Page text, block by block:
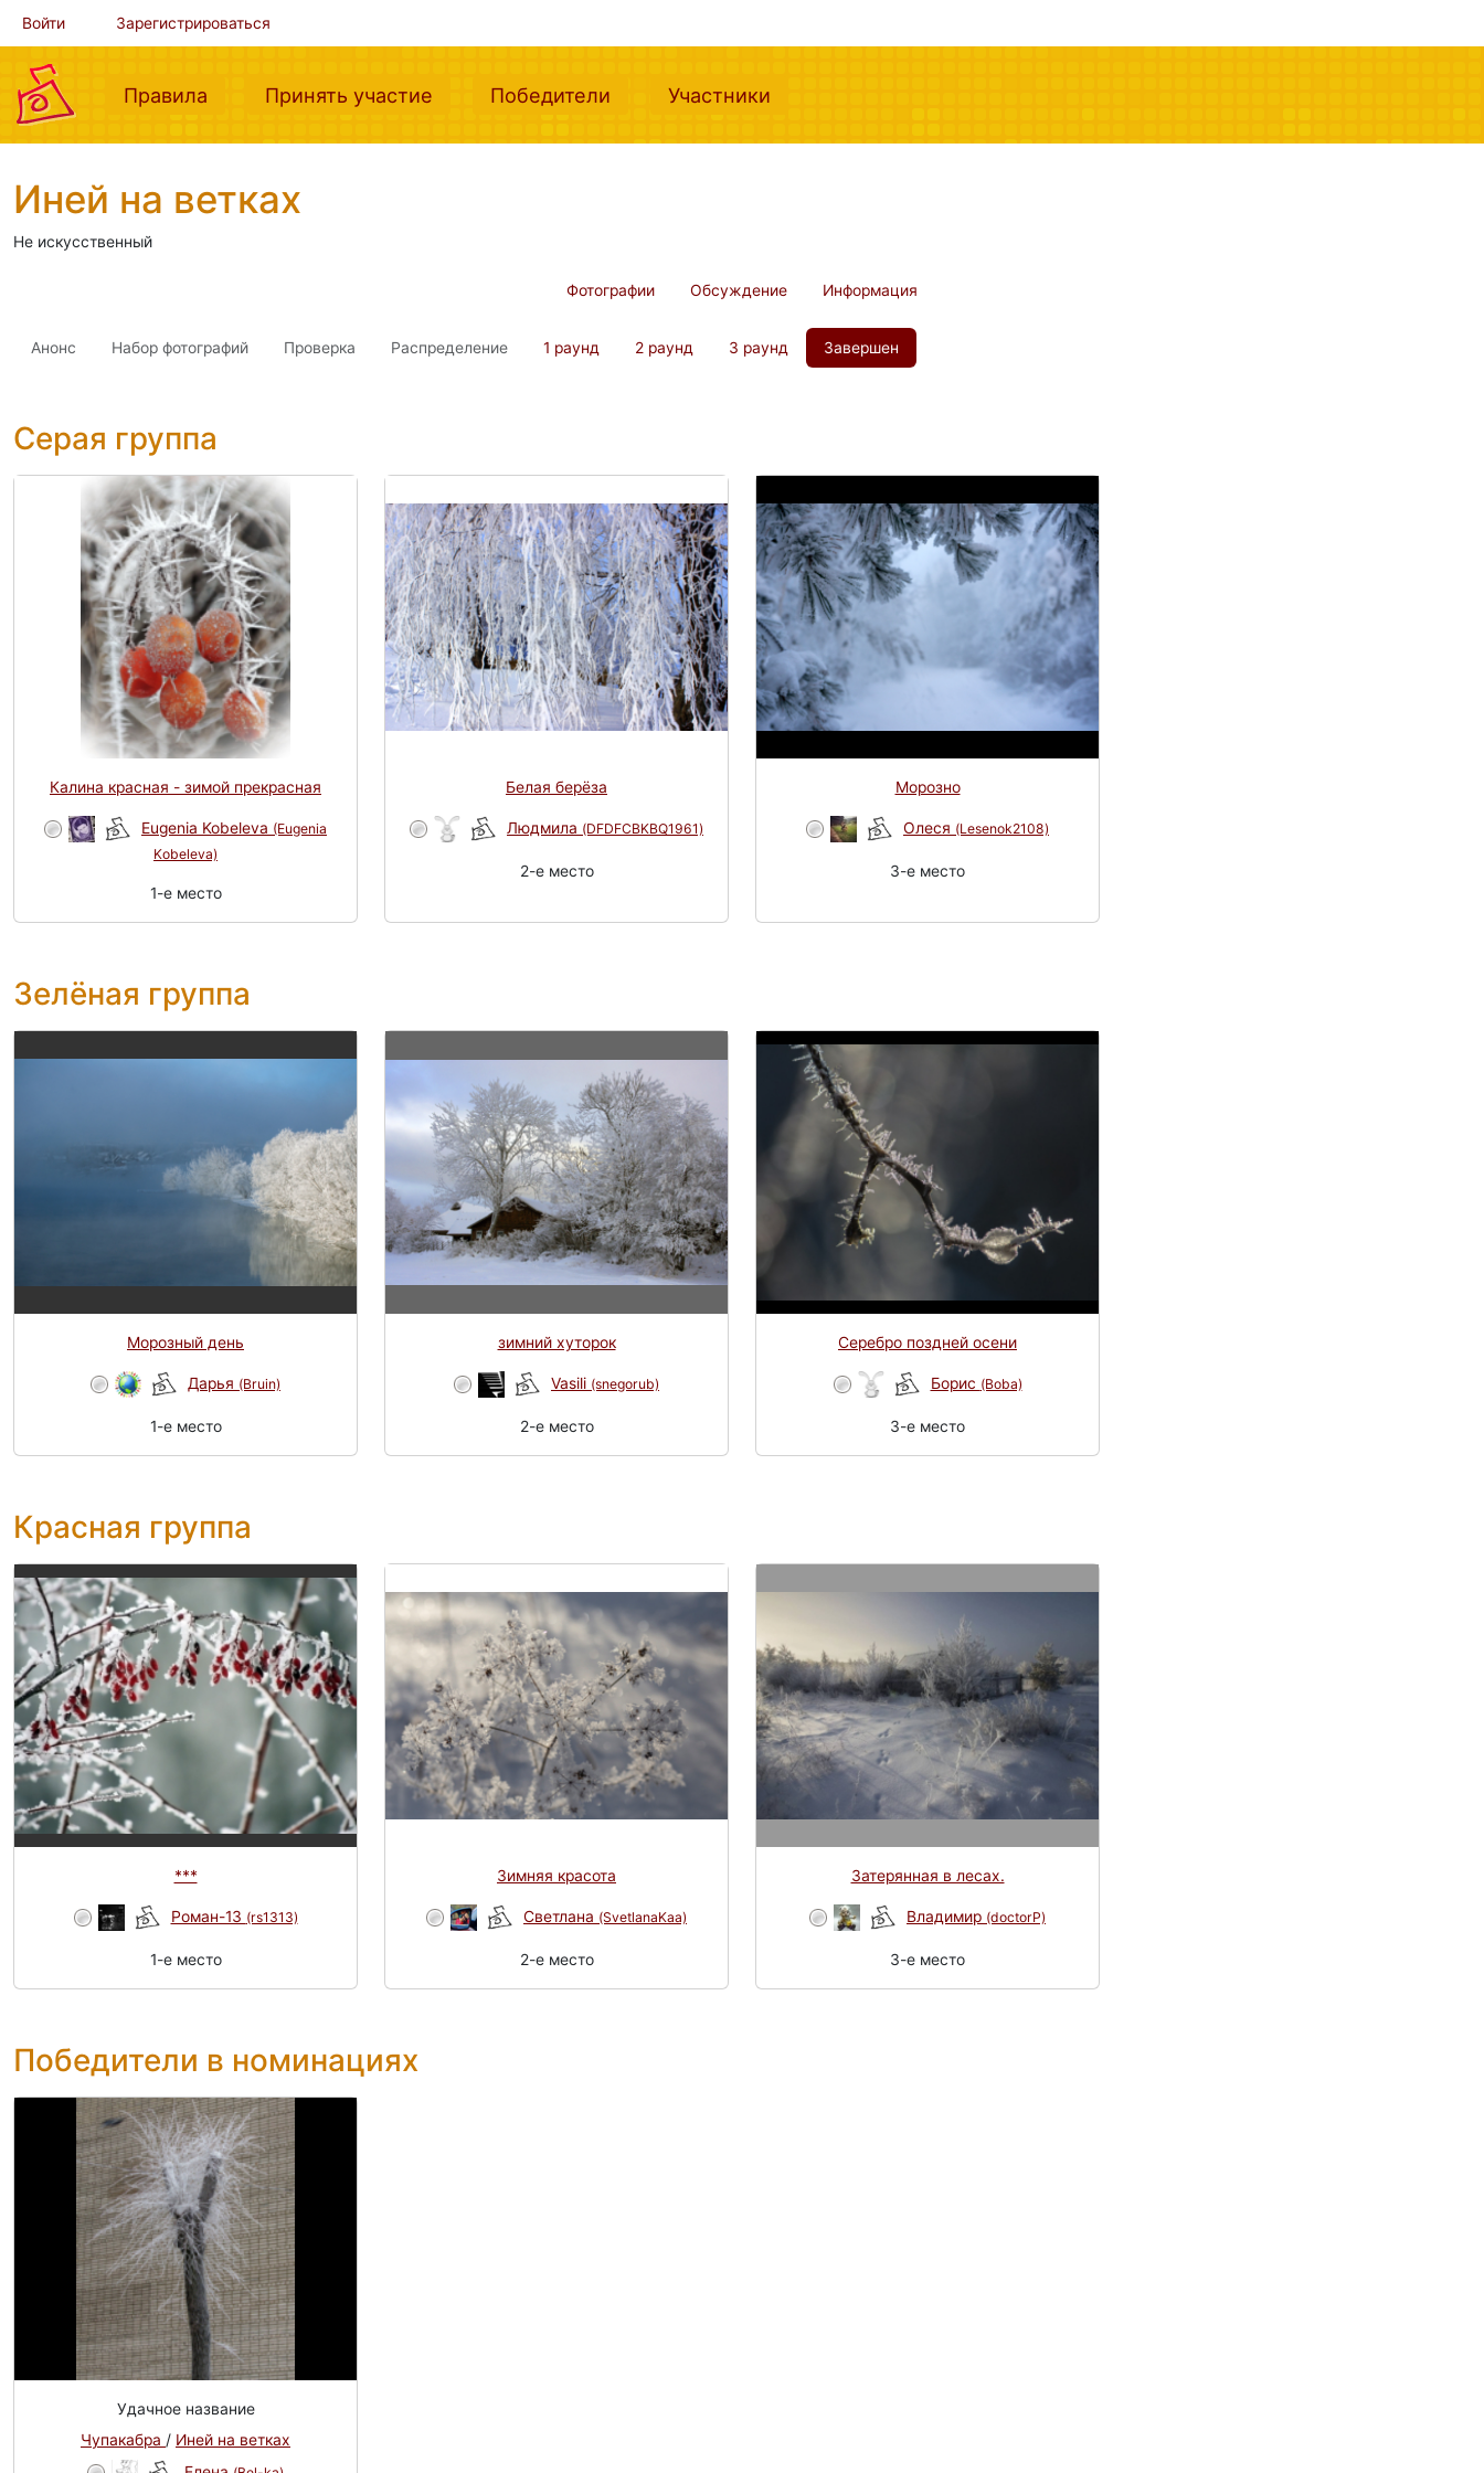
Войти Зарегистрироваться
Правила (current)Принять участие (current)Победители (current)Участники
Иней на ветках
Не искусственный
Фотографии Обсуждение Информация
Анонс Набор фотографий Проверка Распределение 1 раунд 2 раунд 3 раунд Завершен
Серая группа
Калина красная - зимой прекрасная
Eugenia Kobeleva (Eugenia
Kobeleva)
1-e место
Белая берёза
Людмила (DFDFCBKBQ1961)
2-e место
Морозно
Олеся (Lesenok2108)
3-e место
Зелёная группа
Морозный день
Дарья (Bruin)
1-e место
зимний хуторок
Vasili (snegorub)
2-e место
Серебро поздней осени
Борис (Boba)
3-e место
Красная группа
***
Роман-13 (rs1313)
1-e место
Зимняя красота
Светлана (SvetlanaKaa)
2-e место
Затерянная в лесах.
Владимир (doctorP)
3-e место
Победители в номинациях
Удачное название
Чупакабра / Иней на ветках